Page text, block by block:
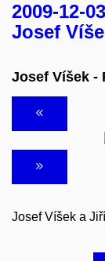
2009-12-
Josef
Josef Víšek -
Josef Víšek a